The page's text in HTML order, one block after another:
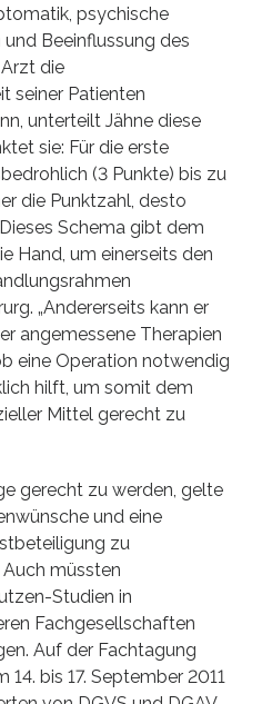
psychische
Beeinflussung des
die
seiner Patienten
unterteilt Jähne diese
sie: Für die erste
(3 Punkte) bis zu
die Punktzahl, desto
Schema gibt dem
Hand, um einerseits den
„Andererseits kann er
angemessene Therapien
eine Operation notwendig
hilft, um somit dem
Mittel gerecht zu
gerecht zu werden, gelte
und eine
zu
müssten
Studien in
Fachgesellschaften
Auf der Fachtagung
14. bis 17. September 2011